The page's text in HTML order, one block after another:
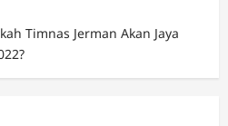
Timnas Jerman Akan Jaya